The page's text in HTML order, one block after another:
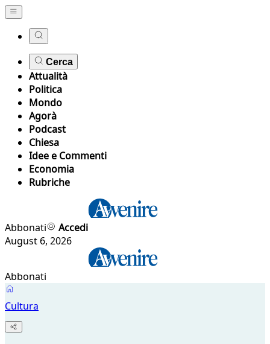
Cerca
Attualità
Politica
Mondo
Agorà
Podcast
Chiesa
Idee e Commenti
Economia
Rubriche
Abbonati
Accedi
August 6, 2026
Abbonati
Cultura